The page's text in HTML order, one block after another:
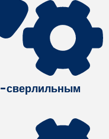
сверлильным